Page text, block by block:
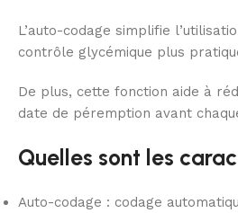
L’auto-codage simplifie
contrôle glycémique plus
De plus, cette fonction aide à
date de péremption avant
Quelles sont les
Auto-codage : codage